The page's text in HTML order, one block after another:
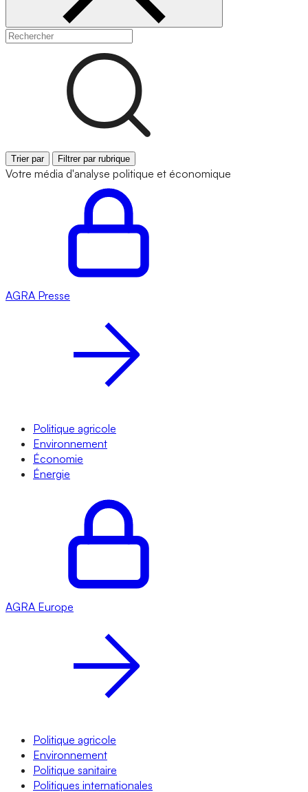
Trier par Filtrer par rubrique
Votre média d'analyse politique et économique
AGRA Presse
Politique agricole
Environnement
Économie
Énergie
AGRA Europe
Politique agricole
Environnement
Politique sanitaire
Politiques internationales